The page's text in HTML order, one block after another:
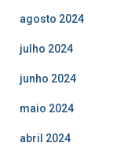
agosto 2024
julho 2024
junho 2024
maio 2024
abril 2024